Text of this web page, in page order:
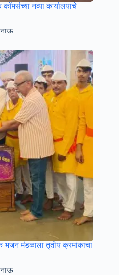
नव्या कार्यालयाचे
भजन मंडळाला तृतीय क्रमांकाचा